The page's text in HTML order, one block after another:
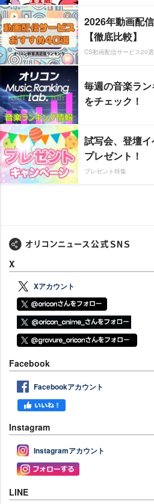
2026年動画配
【徹底比較】
CS動画配信サービス20選
毎週の音楽ラ
をチェック！
試写会、登壇
プレゼント！
プレゼント特集
X
Xアカウント
Facebook
Facebookアカウント
Instagram
Instagramアカウント
LINE